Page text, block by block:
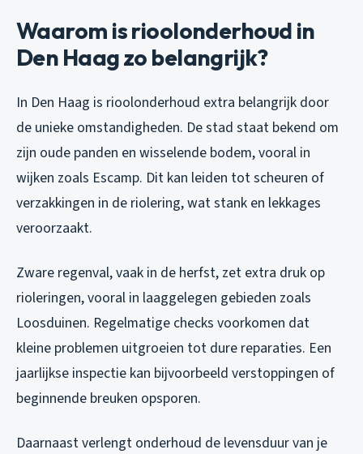
Waarom is rioolonderhoud in
Den Haag zo belangrijk?
In Den Haag is rioolonderhoud extra belangrijk door
de unieke omstandigheden. De stad staat bekend om
zijn oude panden en wisselende bodem, vooral in
wijken zoals Escamp. Dit kan leiden tot scheuren of
verzakkingen in de riolering, wat stank en lekkages
veroorzaakt.
Zware regenval, vaak in de herfst, zet extra druk op
rioleringen, vooral in laaggelegen gebieden zoals
Loosduinen. Regelmatige checks voorkomen dat
kleine problemen uitgroeien tot dure reparaties. Een
jaarlijkse inspectie kan bijvoorbeeld verstoppingen of
beginnende breuken opsporen.
Daarnaast verlengt onderhoud de levensduur van je